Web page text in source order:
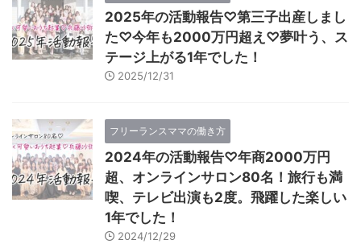
2025年の活動報告♡第三子出産しまし
た♡今年も2000万円超え♡夢叶う、ス
テージ上がる1年でした！
2025/12/31
フリーランスママの働き方
2024年の活動報告♡年商2000万円
超、オンラインサロン80名！旅行も満
喫、テレビ出演も2度。飛躍した楽しい
1年でした！
2024/12/29